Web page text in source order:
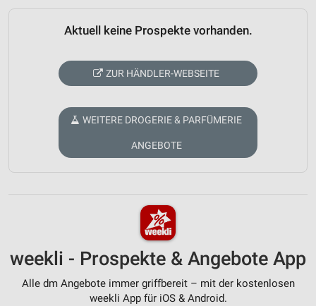
Aktuell keine Prospekte vorhanden.
ZUR HÄNDLER-WEBSEITE
WEITERE DROGERIE & PARFÜMERIE
ANGEBOTE
weekli - Prospekte & Angebote App
Alle dm Angebote immer griffbereit – mit der kostenlosen
weekli App für iOS & Android.